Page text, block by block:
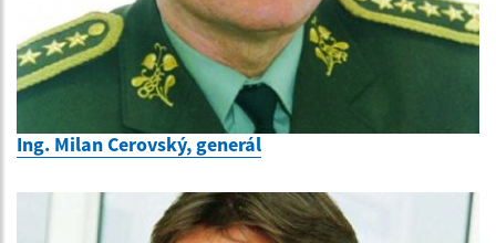
Ing. Milan Cerovský, generál